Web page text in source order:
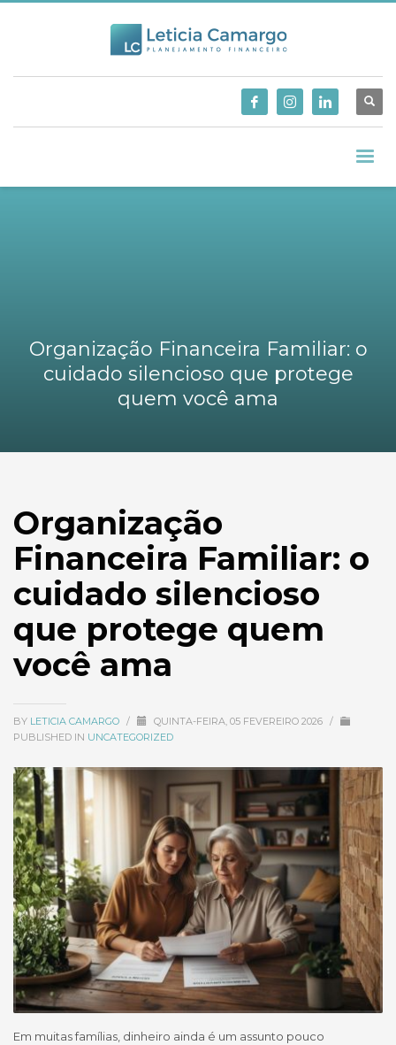
Organização Financeira Familiar: o
cuidado silencioso que protege
quem você ama
Organização
Financeira Familiar: o
cuidado silencioso
que protege quem
você ama
BY LETICIA CAMARGO / QUINTA-FEIRA, 05 FEVEREIRO 2026 /
PUBLISHED IN UNCATEGORIZED
Em muitas famílias, dinheiro ainda é um assunto pouco